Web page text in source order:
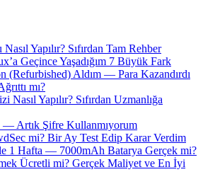
Yapılır? Sıfırdan Tam Rehber
Geçince Yaşadığım 7 Büyük Fark
(Refurbished) Aldım — Para Kazandırdı
mı?
Nasıl Yapılır? Sıfırdan Uzmanlığa
— Artık Şifre Kullanmıyorum
mi? Bir Ay Test Edip Karar Verdim
1 Hafta — 7000mAh Batarya Gerçek mi?
Ücretli mi? Gerçek Maliyet ve En İyi